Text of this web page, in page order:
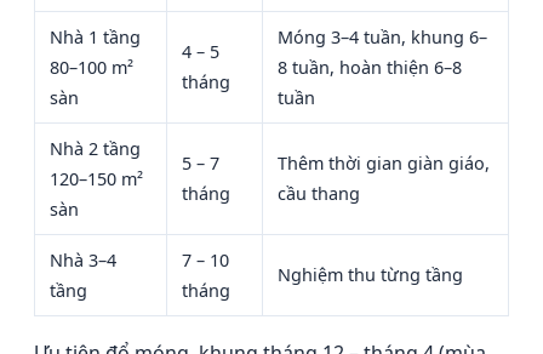
Nhà 1 tầng
80–100 m²
sàn
4 – 5
tháng
Móng 3–4 tuần, khung 6–
8 tuần, hoàn thiện 6–8
tuần
Nhà 2 tầng
120–150 m²
sàn
5 – 7
tháng
Thêm thời gian giàn giáo,
cầu thang
Nhà 3–4
tầng
7 – 10
tháng
Nghiệm thu từng tầng